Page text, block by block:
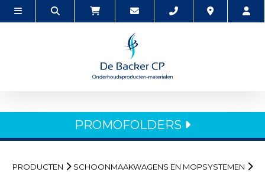
PROMOFOLDERS
PRODUCTEN
SCHOONMAAKWAGENS EN MOPSYSTEMEN